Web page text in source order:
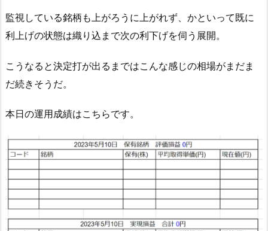
監視している銘柄も上がろうに上がれず、かといって既に
利上げの状態は織り込まで次の利下げを伺う展開。
こうなると決定打が出るまではこんな感じの相場がまだま
だ続きそうだ。
本日の運用成績はこちらです。